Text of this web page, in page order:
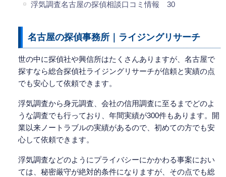
浮気調査名古屋の探偵相談口コミ情報 30
名古屋の探偵事務所｜ライジングリサーチ
世の中に探偵社や興信所はたくさんありますが、名古屋で
探すなら総合探偵社ライジングリサーチが信頼と実績の点
でも安心して依頼できます。
浮気調査から身元調査、会社の信用調査に至るまでどのよ
うな調査でも行っており、年間実績が300件もあります。開
業以来ノートラブルの実績があるので、初めての方でも安
心して依頼できます。
浮気調査などのようにプライバシーにかかわる事案におい
ては、秘密厳守が絶対的条件になりますが、その点でも総